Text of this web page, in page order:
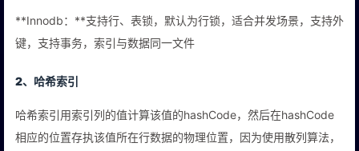
**Innodb：**支持行、表锁，默认为行锁，适合并发场景，支持外
键，支持事务，索引与数据同一文件
2、哈希索引
哈希索引用索引列的值计算该值的hashCode，然后在hashCode
相应的位置存执该值所在行数据的物理位置，因为使用散列算法，